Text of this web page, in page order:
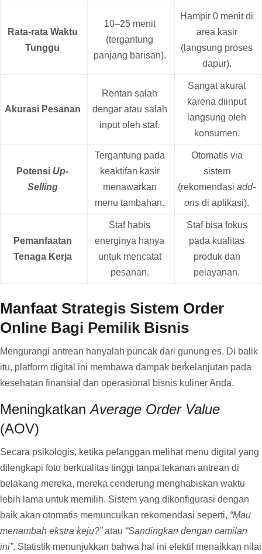
Rata-rata Waktu
Tunggu
10–25 menit
(tergantung
panjang barisan).
Hampir 0 menit di
area kasir
(langsung proses
dapur).
Akurasi Pesanan
Rentan salah
dengar atau salah
input oleh staf.
Sangat akurat
karena diinput
langsung oleh
konsumen.
Potensi Up-
Selling
Tergantung pada
keaktifan kasir
menawarkan
menu tambahan.
Otomatis via
sistem
(rekomendasi add-
ons di aplikasi).
Pemanfaatan
Tenaga Kerja
Staf habis
energinya hanya
untuk mencatat
pesanan.
Staf bisa fokus
pada kualitas
produk dan
pelayanan.
Manfaat Strategis Sistem Order
Online Bagi Pemilik Bisnis
Mengurangi antrean hanyalah puncak dari gunung es. Di balik
itu, platform digital ini membawa dampak berkelanjutan pada
kesehatan finansial dan operasional bisnis kuliner Anda.
MeningkatkanAverage Order Value
(AOV)
Secara psikologis, ketika pelanggan melihat menu digital yang
dilengkapi foto berkualitas tinggi tanpa tekanan antrean di
belakang mereka, mereka cenderung menghabiskan waktu
lebih lama untuk memilih. Sistem yang dikonfigurasi dengan
baik akan otomatis memunculkan rekomendasi seperti, “Mau
menambah ekstra keju?”atau “Sandingkan dengan camilan
ini”. Statistik menunjukkan bahwa hal ini efektif menaikkan nilai